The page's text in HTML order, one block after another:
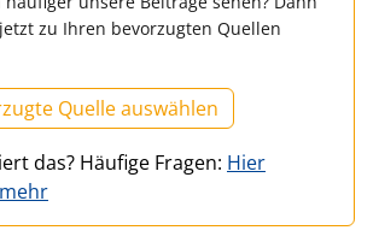
zu Ihren bevorzugten Quellen
Quelle auswählen
das? Häufige Fragen: Hier